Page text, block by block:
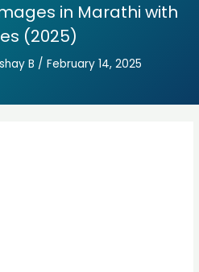
in Marathi with
(2025)
B / February 14, 2025